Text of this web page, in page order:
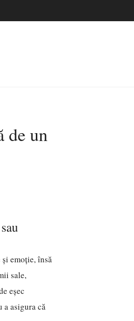
de un
emoție, însă
sale,
eșec
a asigura că